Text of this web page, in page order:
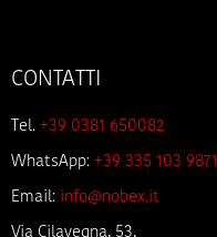
CONTATTI
Tel. +39 0381 650082
WhatsApp: +39 335 103 9871
Email: info@nobex.it
Via Cilavegna, 53,